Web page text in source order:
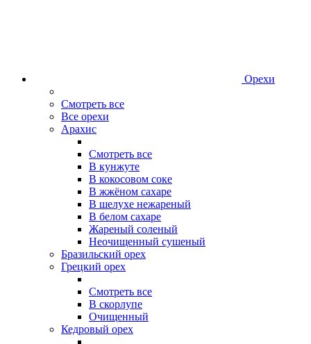
Орехи
Смотреть все
Все орехи
Арахис
Смотреть все
В кунжуте
В кокосовом соке
В жжёном сахаре
В шелухе нежареный
В белом сахаре
Жареный соленый
Неочищенный сушеный
Бразильский орех
Грецкий орех
Смотреть все
В скорлупе
Очищенный
Кедровый орех